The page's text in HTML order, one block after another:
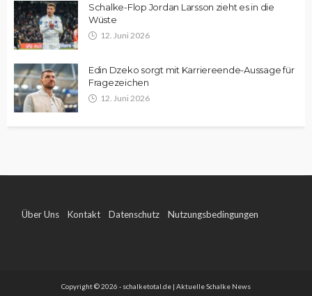
Schalke-Flop Jordan Larsson zieht es in die
Wüste
12. Juni 2026
Edin Dzeko sorgt mit Karriereende-Aussage für
Fragezeichen
12. Juni 2026
Über Uns Kontakt Datenschutz Nutzungsbedingungen
Copyright © 2026 - schalketotal.de | Aktuelle Schalke News